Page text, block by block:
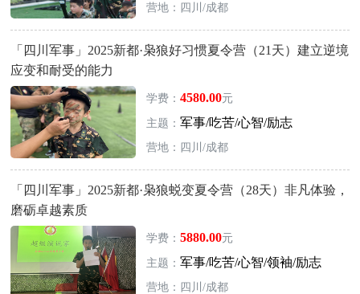
营地：四川/成都
「四川军事」2025新都·枭狼好习惯夏令营（21天）建立逆境
应变和耐受的能力
学费： 4580.00元
主题： 军事/吃苦/心智/励志
营地：四川/成都
「四川军事」2025新都·枭狼蜕变夏令营（28天）非凡体验，
磨砺卓越素质
学费： 5880.00元
主题： 军事/吃苦/心智/领袖/励志
营地：四川/成都